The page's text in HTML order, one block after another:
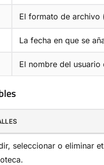
El formato de archivo
La fecha en que se
El nombre del
seleccionar o eliminar